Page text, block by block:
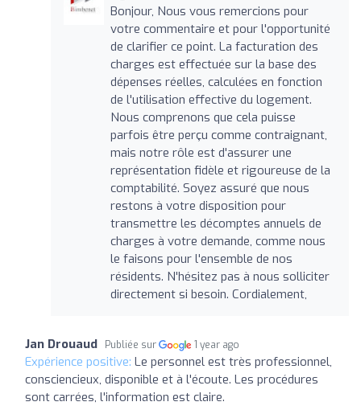
Bonjour, Nous vous remercions pour
votre commentaire et pour l'opportunité
de clarifier ce point. La facturation des
charges est effectuée sur la base des
dépenses réelles, calculées en fonction
de l'utilisation effective du logement.
Nous comprenons que cela puisse
parfois être perçu comme contraignant,
mais notre rôle est d'assurer une
représentation fidèle et rigoureuse de la
comptabilité. Soyez assuré que nous
restons à votre disposition pour
transmettre les décomptes annuels de
charges à votre demande, comme nous
le faisons pour l'ensemble de nos
résidents. N'hésitez pas à nous solliciter
directement si besoin. Cordialement,
Jan Drouaud Publiée sur 1 year ago
Expérience positive: Le personnel est très professionnel,
consciencieux, disponible et à l'écoute. Les procédures
sont carrées, l'information est claire.